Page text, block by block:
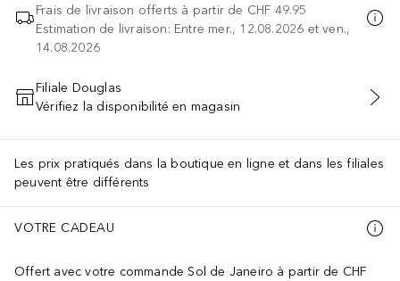
Frais de livraison offerts à partir de CHF 49.95
Estimation de livraison: Entre mer., 12.08.2026 et ven.,
14.08.2026
AJOUTER AU PANIER
Filiale Douglas
Vérifiez la disponibilité en magasin
Les prix pratiqués dans la boutique en ligne et dans les filiales
peuvent être différents
VOTRE CADEAU
Offert avec votre commande Sol de Janeiro à partir de CHF